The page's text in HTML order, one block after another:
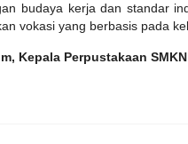
budaya kerja dan standar
vokasi yang berbasis pada
Kepala Perpustakaan